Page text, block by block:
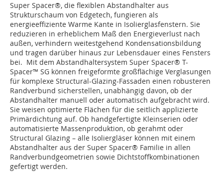
Super Spacer®, die flexiblen Abstandhalter aus
Strukturschaum von Edgetech, fungieren als
energieeffiziente Warme Kante in Isolierglasfenstern. Sie
reduzieren in erheblichem Maß den Energieverlust nach
außen, verhindern weitestgehend Kondensationsbildung
und tragen darüber hinaus zur Lebensdauer eines Fensters
bei. Mit dem Abstandhaltersystem Super Spacer® T-
Spacer™ SG können freigeformte großflächige Verglasungen
für komplexe Structural-Glazing-Fassaden einen robusteren
Randverbund sicherstellen, unabhängig davon, ob der
Abstandhalter manuell oder automatisch aufgebracht wird.
Sie weisen optimierte Flächen für die seitlich applizierte
Primärdichtung auf. Ob handgefertigte Kleinserien oder
automatisierte Massenproduktion, ob gerahmt oder
Structural Glazing – alle Isoliergläser können mit einem
Abstandhalter aus der Super Spacer® Familie in allen
Randverbundgeometrien sowie Dichtstoffkombinationen
gefertigt werden.